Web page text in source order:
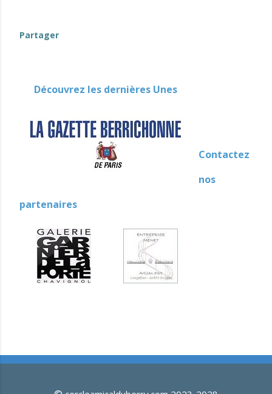
Partager
Découvrez les dernières Unes
Contactez
nos
partenaires